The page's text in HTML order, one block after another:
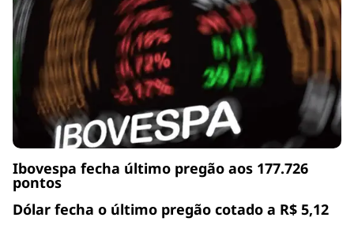
Ibovespa fecha último pregão aos 177.726
pontos
Dólar fecha o último pregão cotado a R$ 5,12